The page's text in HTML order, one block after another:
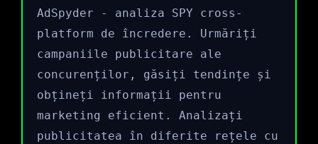
AdSpyder - analiza SPY cross-
platform de încredere. Urmăriți
campaniile publicitare ale
concurenților, găsiți tendințe și
obțineți informații pentru
marketing eficient. Analizați
publicitatea în diferite rețele cu